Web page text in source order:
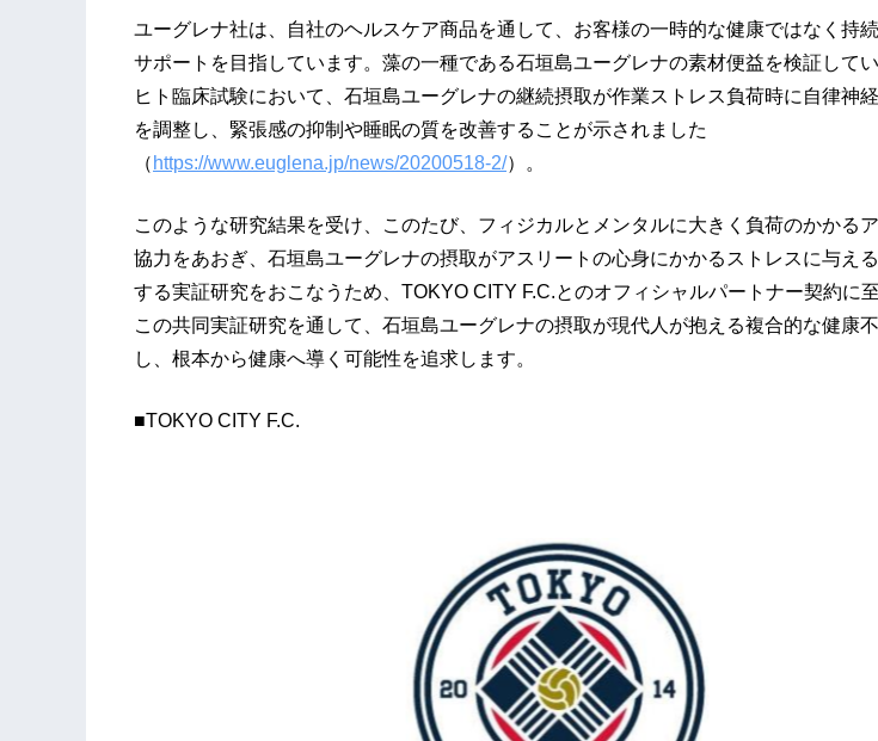
ユーグレナ社は、自社のヘルスケア商品を通して、お客様の一時的な健康ではなく持
サポートを目指しています。藻の一種である石垣島ユーグレナの素材便益を検証してい
ヒト臨床試験において、石垣島ユーグレナの継続摂取が作業ストレス負荷時に自律神
を調整し、緊張感の抑制や睡眠の質を改善することが示されました
（ https://www.euglena.jp/news/20200518-2/）。
このような研究結果を受け、このたび、フィジカルとメンタルに大きく負荷のかかる
協力をあおぎ、石垣島ユーグレナの摂取がアスリートの心身にかかるストレスに与え
する実証研究をおこなうため、TOKYO CITY F.C.とのオフィシャルパートナー契約に至
この共同実証研究を通して、石垣島ユーグレナの摂取が現代人が抱える複合的な健康
し、根本から健康へ導く可能性を追求します。
■TOKYO CITY F.C.